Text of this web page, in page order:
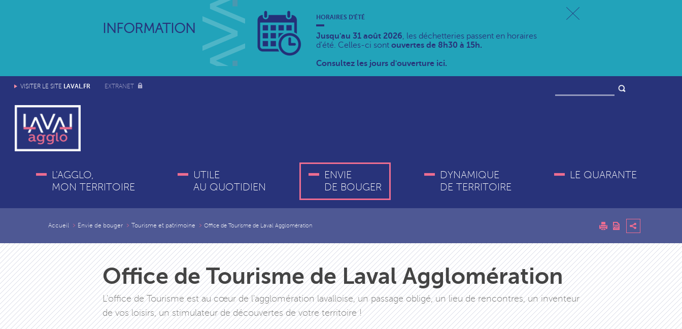
INFORMATION
HORAIRES D'ÉTÉ
Jusqu'au 31 août 2026, les déchetteries passent en horaires
d'été. Celles-ci sont ouvertes de 8h30 à 15h.
Consultez les jours d'ouverture ici.
VISITER LE SITE LAVAL.FR EXTRANET
L'AGGLO,
MON TERRITOIRE
UTILE
AU QUOTIDIEN
ENVIE
DE BOUGER
DYNAMIQUE
DE TERRITOIRE
LE QUARANTE
Accueil Envie de bouger Tourisme et patrimoine Office de Tourisme de Laval Agglomération
Office de Tourisme de Laval Agglomération
L'office de Tourisme est au cœur de l'agglomération lavalloise, un passage obligé, un lieu de rencontres, un inventeur
de vos loisirs, un stimulateur de découvertes de votre territoire !